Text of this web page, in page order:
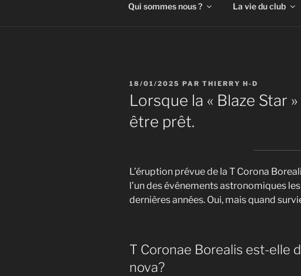
Qui sommes nous ? La vie du club
PUBLIÉ
LE
18/01/2025 PAR THIERRY H-D
Lorsque la « Blaze Star
être prêt.
L’éruption prévue de la T Corona
l’un des événements astronomiques
dernières années. Oui, mais quand
T Coronae Borealis est-elle
nova?